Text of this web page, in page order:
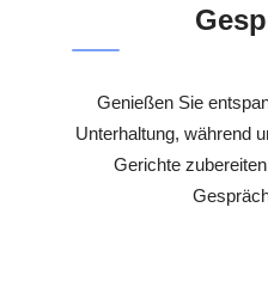
Genießen Sie
Unterhaltung, während
Gerichte